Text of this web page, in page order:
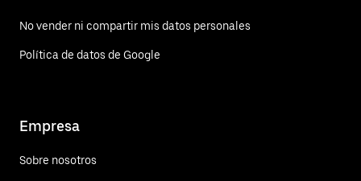
No vender ni compartir mis datos personales
Política de datos de Google
Empresa
Sobre nosotros